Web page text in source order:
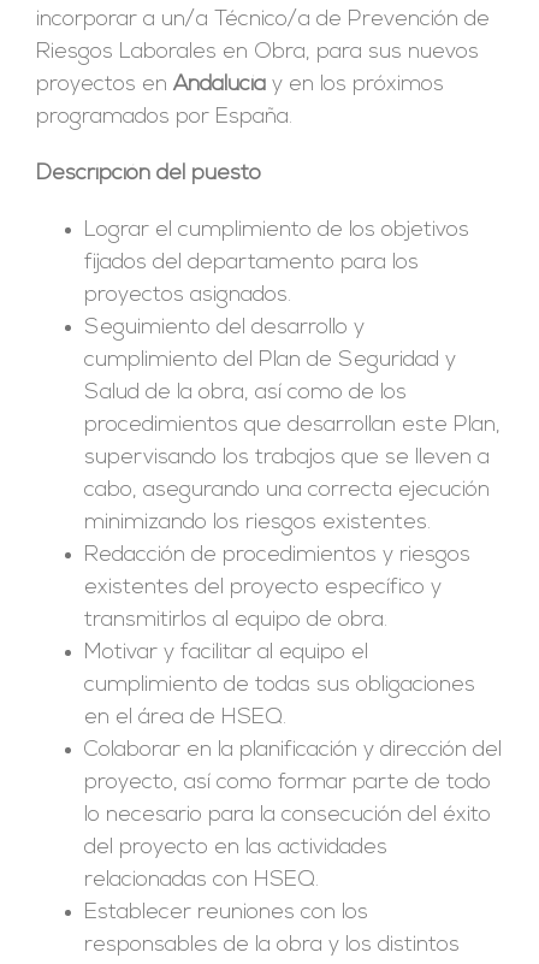
incorporar a un/a Técnico/a de Prevención de
Riesgos Laborales en Obra, para sus nuevos
proyectos en Andalucíay en los próximos
programados por España.
Descripción del puesto
Lograr el cumplimiento de los objetivos
fijados del departamento para los
proyectos asignados.
Seguimiento del desarrollo y
cumplimiento del Plan de Seguridad y
Salud de la obra, así como de los
procedimientos que desarrollan este Plan,
supervisando los trabajos que se lleven a
cabo, asegurando una correcta ejecución
minimizando los riesgos existentes.
Redacción de procedimientos y riesgos
existentes del proyecto específico y
transmitirlos al equipo de obra.
Motivar y facilitar al equipo el
cumplimiento de todas sus obligaciones
en el área de HSEQ.
Colaborar en la planificación y dirección del
proyecto, así como formar parte de todo
lo necesario para la consecución del éxito
del proyecto en las actividades
relacionadas con HSEQ.
Establecer reuniones con los
responsables de la obra y los distintos